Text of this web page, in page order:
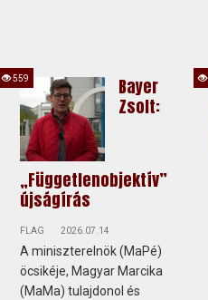
Bayer
Zsolt:
„Függetlenobjektív”
újságírás
FLAG 2026.07.14
A miniszterelnök (MaPé)
öcsikéje, Magyar Marcika
(MaMa) tulajdonol és
559